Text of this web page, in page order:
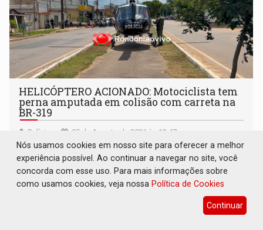
HELICÓPTERO ACIONADO: Motociclista tem
perna amputada em colisão com carreta na
BR-319
Polícia 05 de Agosto de 2026 às 12:47
Em razão do estado gravíssimo do paciente e da distância
em relação a capital, o suporte aéreo foi acionado
Nós usamos cookies em nosso site para oferecer a melhor
experiência possível. Ao continuar a navegar no site, você
concorda com esse uso. Para mais informações sobre
como usamos cookies, veja nossa Política de Cookies
Continuar